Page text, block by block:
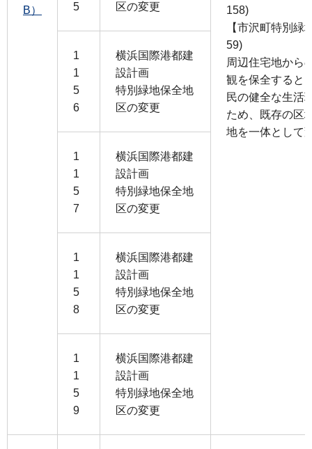
B）
158)
【市沢町特別緑
59)
周辺住宅地から
観を保全すると
民の健全な生活
ため、既存の区
地を一体として
5
区の変更
1
1
5
6
横浜国際港都建
設計画
特別緑地保全地
区の変更
1
1
5
7
横浜国際港都建
設計画
特別緑地保全地
区の変更
1
1
5
8
横浜国際港都建
設計画
特別緑地保全地
区の変更
1
1
5
9
横浜国際港都建
設計画
特別緑地保全地
区の変更